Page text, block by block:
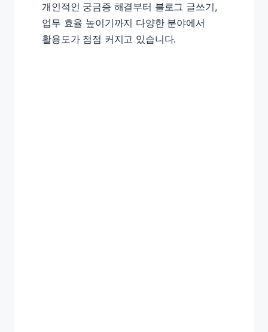
개인적인 궁금증 해결부터 블로그 글쓰기,
업무 효율 높이기까지 다양한 분야에서
활용도가 점점 커지고 있습니다.